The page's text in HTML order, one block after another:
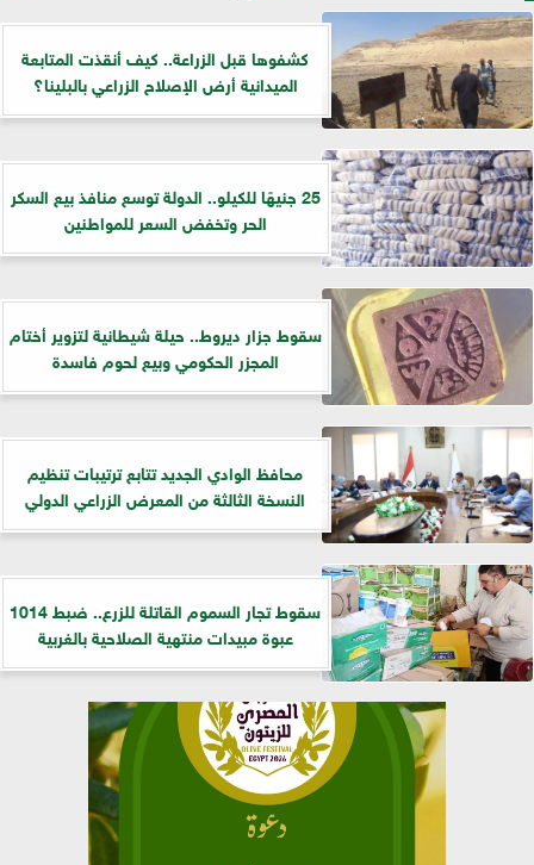
كشفوها قبل الزراعة.. كيف أنقذت المتابعة
الميدانية أرض الإصلاح الزراعي بالبلينا؟
25 جنيهًا للكيلو.. الدولة توسع منافذ بيع السكر
الحر وتخفض السعر للمواطنين
سقوط جزار ديروط.. حيلة شيطانية لتزوير أختام
المجزر الحكومي وبيع لحوم فاسدة
​محافظ الوادي الجديد تتابع ترتيبات تنظيم
النسخة الثالثة من المعرض الزراعي الدولي
سقوط تجار السموم القاتلة للزرع.. ضبط 1014
عبوة مبيدات منتهية الصلاحية بالغربية